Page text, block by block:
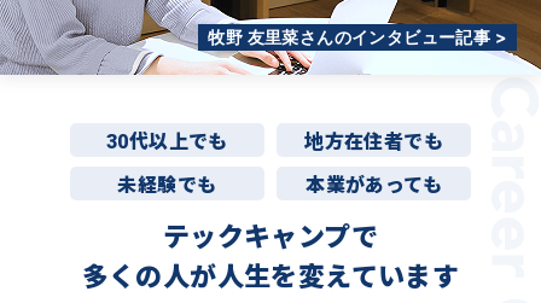
牧野 友里菜さんのインタビュー記事 >
30代以上でも
地方在住者でも
未経験でも
本業があっても
テックキャンプで
多くの人が人生を変えています